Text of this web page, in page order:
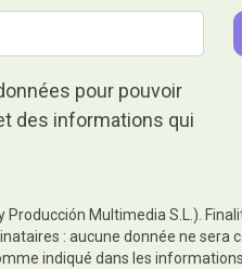
pour pouvoir
des informations qui
Multimedia S.L.).
: aucune donnée ne sera
indiqué dans les